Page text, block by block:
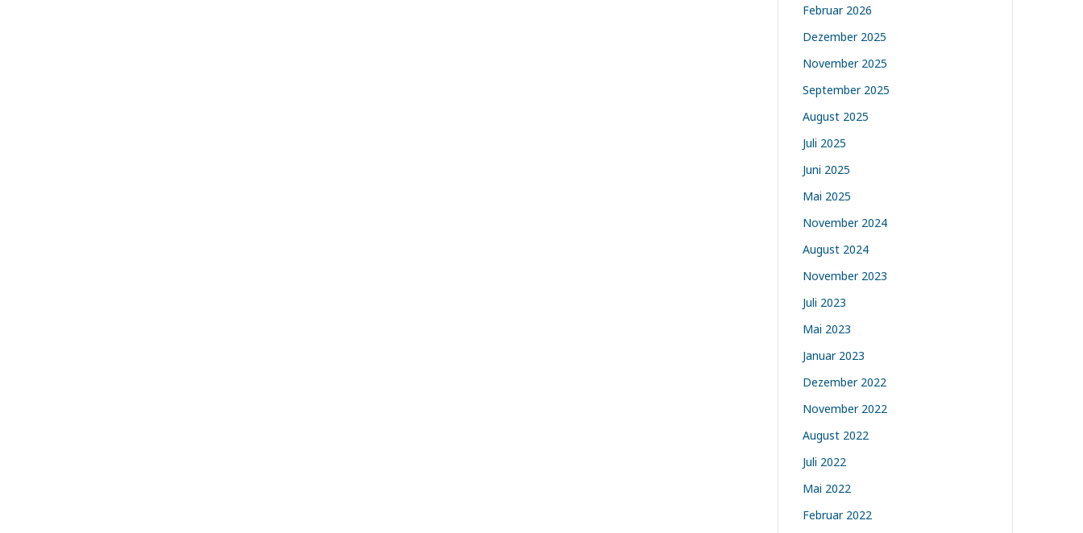
Februar 2026
Dezember 2025
November 2025
September 2025
August 2025
Juli 2025
Juni 2025
Mai 2025
November 2024
August 2024
November 2023
Juli 2023
Mai 2023
Januar 2023
Dezember 2022
November 2022
August 2022
Juli 2022
Mai 2022
Februar 2022